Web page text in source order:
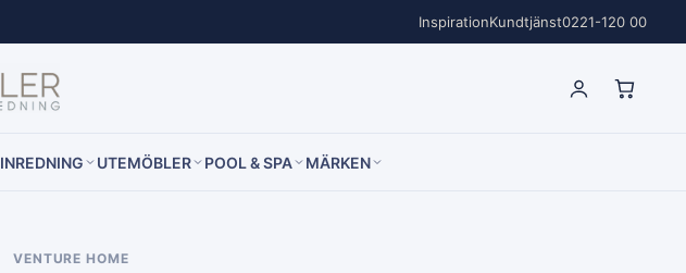
InspirationKundtjänst0221-120 00
INREDNING UTEMÖBLER POOL & SPA MÄRKEN
VENTURE HOME